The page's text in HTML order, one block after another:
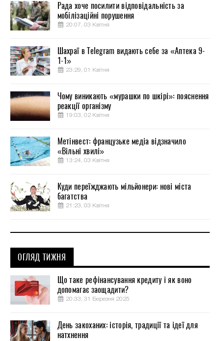
Рада хоче посилити відповідальність за
мобілізаційні порушення
20:07, 03 Квітня
Шахраї в Telegram видають себе за «Аптека 9-
1-1»
23:29, 01 Квітня
Чому виникають «мурашки по шкірі»: пояснення
реакції організму
19:03, 02 Квітня
Метінвест: французьке медіа відзначило
«Вільні хвилі»
13:24, 03 Квітня
Куди переїжджають мільйонери: нові міста
багатства
21:23, 03 Квітня
ОГЛЯД ТИЖНЯ
Що таке рефінансування кредиту і як воно
допомагає заощадити?
20:33, 31 Березня 2025
День закоханих: історія, традиції та ідеї для
натхнення